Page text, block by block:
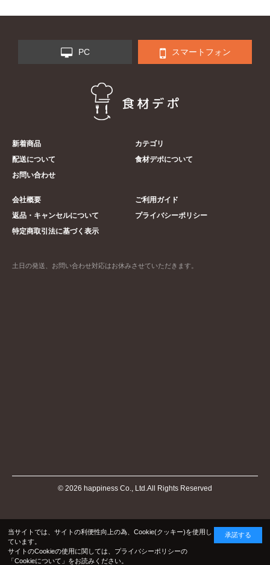
PC スマートフォン
新着商品
カテゴリ
配送について
食材デポについて
お問い合わせ
会社概要
ご利用ガイド
返品・キャンセルについて
プライバシーポリシー
特定商取引法に基づく表示
土日の発送、お問い合わせ対応はお休みさせていただきます。
© 2026 happiness Co., Ltd.All Rights Reserved
当サイトでは、サイトの利便性向上の為、Cookie(クッキー)を使用し
ています。
サイトのCookieの使用に関しては、プライバシーポリシーの
「Cookieについて」 をお読みください。
承諾する